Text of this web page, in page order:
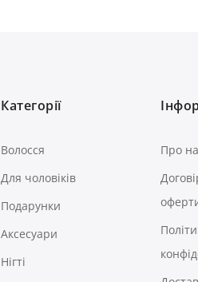
Категорії
Волосся
Для чоловіків
Подарунки
Аксесуари
Нігті
Про